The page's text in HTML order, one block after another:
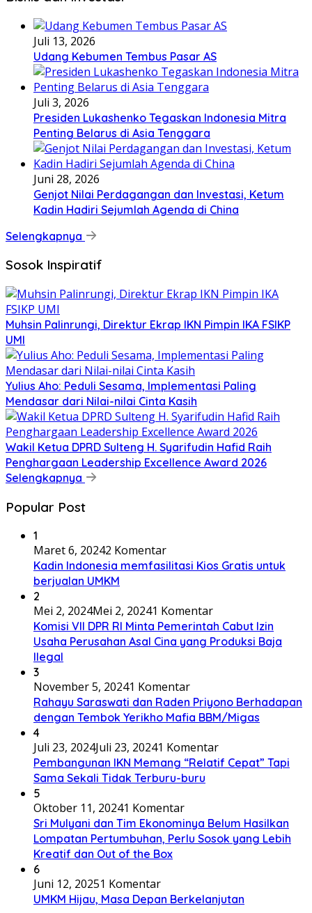
Juli 13, 2026
Udang Kebumen Tembus Pasar AS
Juli 3, 2026
Presiden Lukashenko Tegaskan Indonesia Mitra
Penting Belarus di Asia Tenggara
Juni 28, 2026
Genjot Nilai Perdagangan dan Investasi, Ketum
Kadin Hadiri Sejumlah Agenda di China
Selengkapnya
Sosok Inspiratif
Muhsin Palinrungi, Direktur Ekrap IKN Pimpin IKA FSIKP
UMI
Yulius Aho: Peduli Sesama, Implementasi Paling
Mendasar dari Nilai-nilai Cinta Kasih
Wakil Ketua DPRD Sulteng H. Syarifudin Hafid Raih
Penghargaan Leadership Excellence Award 2026
Selengkapnya
Popular Post
1
Maret 6, 20242 Komentar
Kadin Indonesia memfasilitasi Kios Gratis untuk
berjualan UMKM
2
Mei 2, 2024Mei 2, 20241 Komentar
Komisi VII DPR RI Minta Pemerintah Cabut Izin
Usaha Perusahan Asal Cina yang Produksi Baja
Ilegal
3
November 5, 20241 Komentar
Rahayu Saraswati dan Raden Priyono Berhadapan
dengan Tembok Yerikho Mafia BBM/Migas
4
Juli 23, 2024Juli 23, 20241 Komentar
Pembangunan IKN Memang “Relatif Cepat” Tapi
Sama Sekali Tidak Terburu-buru
5
Oktober 11, 20241 Komentar
Sri Mulyani dan Tim Ekonominya Belum Hasilkan
Lompatan Pertumbuhan, Perlu Sosok yang Lebih
Kreatif dan Out of the Box
6
Juni 12, 20251 Komentar
UMKM Hijau, Masa Depan Berkelanjutan